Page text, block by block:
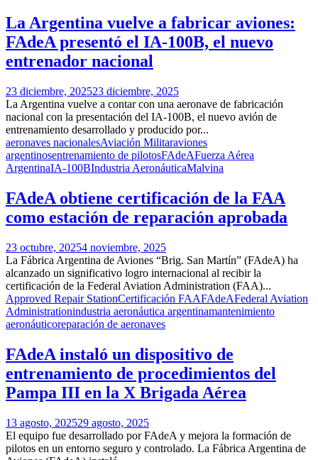
La Argentina vuelve a fabricar aviones:
FAdeA presentó el IA-100B, el nuevo
entrenador nacional
23 diciembre, 202523 diciembre, 2025
La Argentina vuelve a contar con una aeronave de fabricación
nacional con la presentación del IA-100B, el nuevo avión de
entrenamiento desarrollado y producido por...
aeronaves nacionalesAviación Militaraviones
argentinosentrenamiento de pilotosFAdeAFuerza Aérea
ArgentinaIA-100BIndustria AeronáuticaMalvina
FAdeA obtiene certificación de la FAA
como estación de reparación aprobada
23 octubre, 20254 noviembre, 2025
La Fábrica Argentina de Aviones “Brig. San Martín” (FAdeA) ha
alcanzado un significativo logro internacional al recibir la
certificación de la Federal Aviation Administration (FAA)...
Approved Repair StationCertificación FAAFAdeAFederal Aviation
Administrationindustria aeronáutica argentinamantenimiento
aeronáuticoreparación de aeronaves
FAdeA instaló un dispositivo de
entrenamiento de procedimientos del
Pampa III en la X Brigada Aérea
13 agosto, 202529 agosto, 2025
El equipo fue desarrollado por FAdeA y mejora la formación de
pilotos en un entorno seguro y controlado. La Fábrica Argentina de